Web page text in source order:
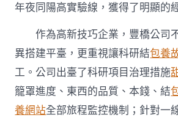
年夜同陽高實驗線，獲得了明顯的
作為高新技巧企業，豐橋公司
異搭建平臺，更重視讓科研結包養
工。公司出臺了科研項目治理措施
籠罩進度、東西的品質、本錢、結
養網站全部旅程監控機制；針對一